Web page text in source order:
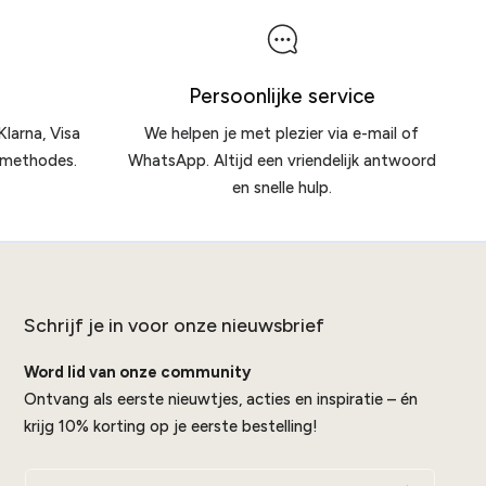
Visa
Persoonlijke service
We helpen je met plezier via e-mail of
WhatsApp. Altijd een vriendelijk antwoord
en snelle hulp.
Schrijf je in voor onze nieuwsbrief
Word lid van onze community
Ontvang als eerste nieuwtjes, acties en inspiratie – én
krijg 10% korting op je eerste bestelling!